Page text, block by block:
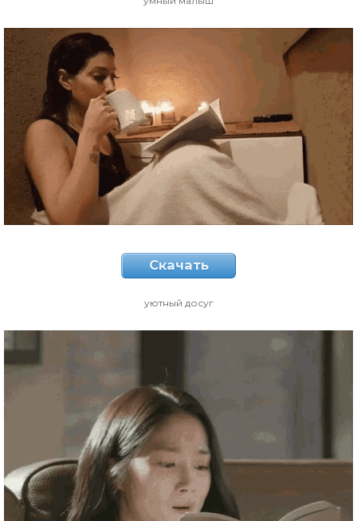
Скачать
уютный досуг